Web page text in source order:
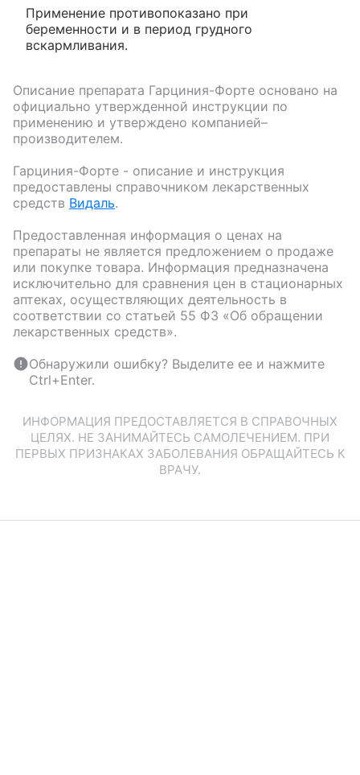
Применение противопоказано при
беременности и в период грудного
вскармливания.
Описание препарата Гарциния-Форте основано на
официально утвержденной инструкции по
применению и утверждено компанией–
производителем.
Гарциния-Форте - описание и инструкция
предоставлены справочником лекарственных
средств Видаль.
Предоставленная информация о ценах на
препараты не является предложением о продаже
или покупке товара. Информация предназначена
исключительно для сравнения цен в стационарных
аптеках, осуществляющих деятельность в
соответствии со статьей 55 ФЗ «Об обращении
лекарственных средств».
Обнаружили ошибку? Выделите ее и нажмите
Ctrl+Enter.
ИНФОРМАЦИЯ ПРЕДОСТАВЛЯЕТСЯ В СПРАВОЧНЫХ
ЦЕЛЯХ. НЕ ЗАНИМАЙТЕСЬ САМОЛЕЧЕНИЕМ. ПРИ
ПЕРВЫХ ПРИЗНАКАХ ЗАБОЛЕВАНИЯ ОБРАЩАЙТЕСЬ К
ВРАЧУ.